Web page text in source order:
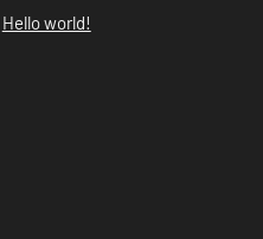
Hello world!